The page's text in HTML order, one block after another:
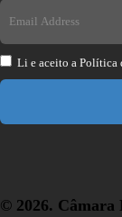
Li e aceito a Política
© 2026. Câmara